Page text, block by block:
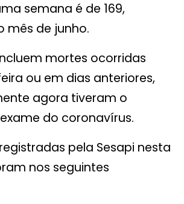
semana é de 169,
mês de junho.
mortes ocorridas
ou em dias anteriores,
agora tiveram o
do coronavírus.
pela Sesapi nesta
nos seguintes